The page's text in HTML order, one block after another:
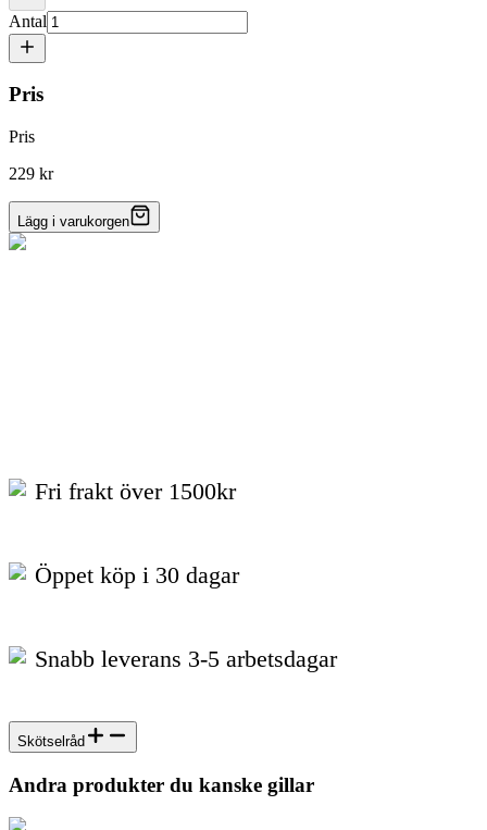
Antal
Pris
Pris
229 kr
Lägg i varukorgen
Fri frakt över 1500kr
Öppet köp i 30 dagar
Snabb leverans 3-5 arbetsdagar
Skötselråd
Andra produkter du kanske gillar